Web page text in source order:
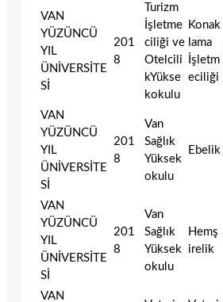
VAN
YÜZÜNCÜ
YIL
ÜNİVERSİTE
Sİ
201
8
Turizm
İşletme
ciliği ve
Otelcili
kYükse
kokulu
Konak
lama
İşletm
eciliği
VAN
YÜZÜNCÜ
YIL
ÜNİVERSİTE
Sİ
201
8
Van
Sağlık
Yüksek
okulu
Ebelik
VAN
YÜZÜNCÜ
YIL
ÜNİVERSİTE
Sİ
201
8
Van
Sağlık
Yüksek
okulu
Hemş
irelik
VAN